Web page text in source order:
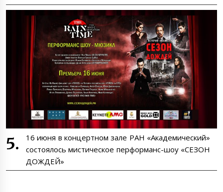
16 июня в концертном зале РАН «Академический»
состоялось мистическое перформанс-шоу «СЕЗОН
ДОЖДЕЙ»